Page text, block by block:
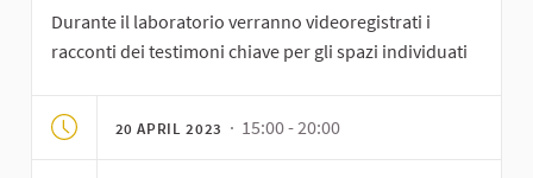
Durante il laboratorio verranno videoregistrati i
racconti dei testimoni chiave per gli spazi individuati
20 APRIL 2023 · 15:00 - 20:00